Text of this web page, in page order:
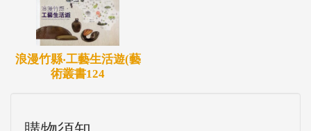
浪漫竹縣‧工藝生活遊(藝
術叢書124